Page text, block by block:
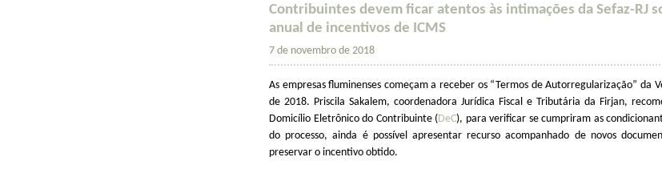
Contribuintes devem ficar atentos às intimações da Sefaz-RJ
anual de incentivos de ICMS
7 de novembro de 2018
As empresas fluminenses começam a receber os “Termos de Autorregularização” da
de 2018. Priscila Sakalem, coordenadora Jurídica Fiscal e Tributária da Firjan,
Domicílio Eletrônico do Contribuinte (DeC), para verificar se cumpriram as
do processo, ainda é possível apresentar recurso acompanhado de novos
preservar o incentivo obtido.